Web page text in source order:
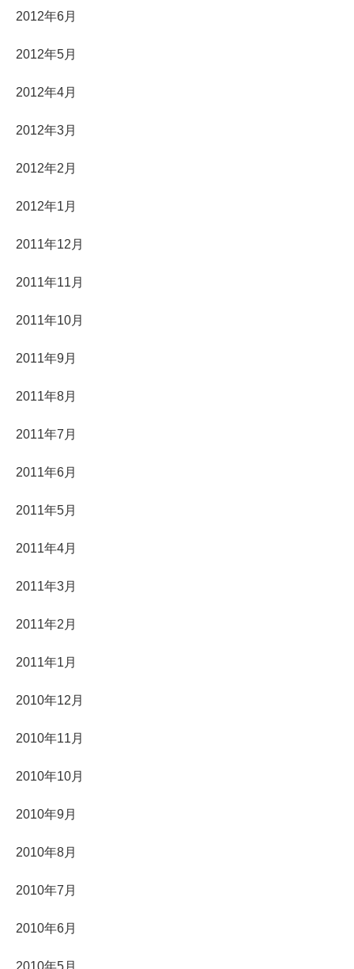
2012年6月
2012年5月
2012年4月
2012年3月
2012年2月
2012年1月
2011年12月
2011年11月
2011年10月
2011年9月
2011年8月
2011年7月
2011年6月
2011年5月
2011年4月
2011年3月
2011年2月
2011年1月
2010年12月
2010年11月
2010年10月
2010年9月
2010年8月
2010年7月
2010年6月